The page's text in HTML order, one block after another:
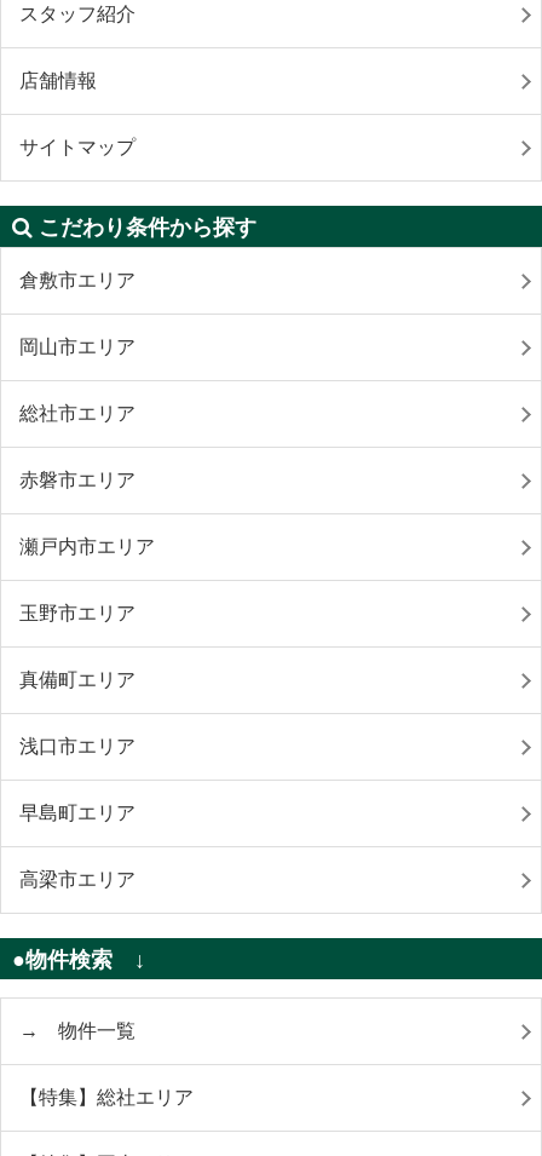
スタッフ紹介
店舗情報
サイトマップ
こだわり条件から探す
倉敷市エリア
岡山市エリア
総社市エリア
赤磐市エリア
瀬戸内市エリア
玉野市エリア
真備町エリア
浅口市エリア
早島町エリア
高梁市エリア
●物件検索 ↓
→ 物件一覧
【特集】総社エリア